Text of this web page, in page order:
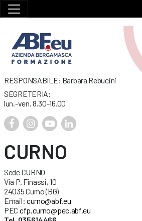
RESPONSABILE: Barbara Rebucini
SEGRETERIA:
lun.-ven. 8.30-16.00
CURNO
Sede CURNO
Via P. Finassi, 10
24035 Curno (BG)
Email: curno@abf.eu
PEC cfp.curno@pec.abf.eu